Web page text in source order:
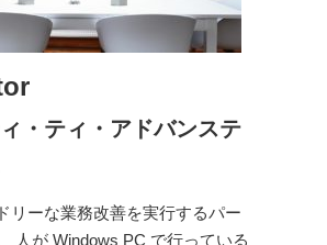
・ティ・アドバンステ
リーな業務改善を実行するパー
人が Windows PC で行っている